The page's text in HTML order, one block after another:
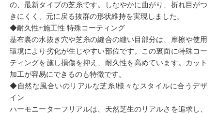
の、最新タイプの芝糸です。しなやかに曲がり、折れ目がつ
きにくく、元に戻る抜群の形状維持を実現しました。
◆耐久性+施工性 特殊コーティング
基布裏の水抜き穴や芝糸の縫合の縫い目部分は、摩擦や使用
環境により劣化が生じやすい部位です。この裏面に特殊コー
ティングを施し損傷を抑え、耐久性を高めています。カット
加工が容易にできるのも特徴です。
◆自然な風合いのリアルな芝糸!様々なスタイルに合うデザ
イン
ハーモニーターフリアルは、天然芝生のリアルさを追求し、